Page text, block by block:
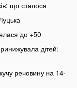
що сталося
до +50
дітей:
речовину на 14-